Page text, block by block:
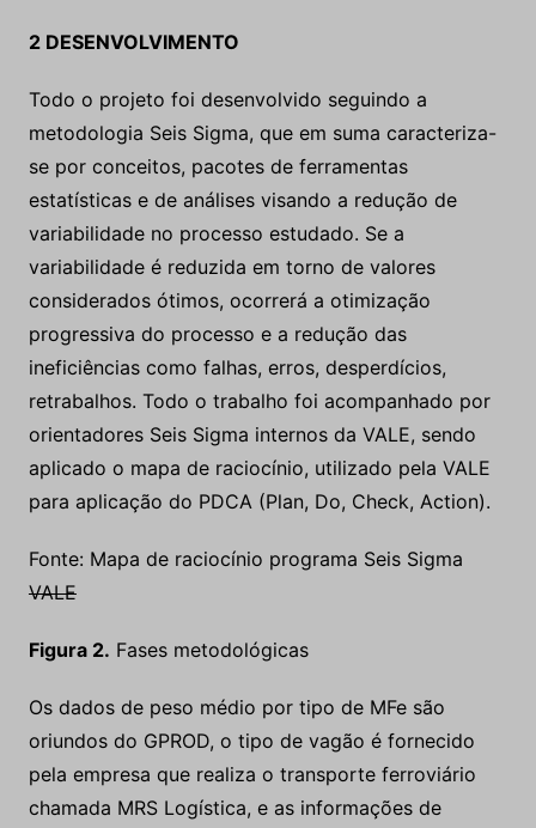
2 DESENVOLVIMENTO
Todo o projeto foi desenvolvido seguindo a
metodologia Seis Sigma, que em suma caracteriza-
se por conceitos, pacotes de ferramentas
estatísticas e de análises visando a redução de
variabilidade no processo estudado. Se a
variabilidade é reduzida em torno de valores
considerados ótimos, ocorrerá a otimização
progressiva do processo e a redução das
ineficiências como falhas, erros, desperdícios,
retrabalhos. Todo o trabalho foi acompanhado por
orientadores Seis Sigma internos da VALE, sendo
aplicado o mapa de raciocínio, utilizado pela VALE
para aplicação do PDCA (Plan, Do, Check, Action).
Fonte: Mapa de raciocínio programa Seis Sigma
VALE
Figura 2. Fases metodológicas
Os dados de peso médio por tipo de MFe são
oriundos do GPROD, o tipo de vagão é fornecido
pela empresa que realiza o transporte ferroviário
chamada MRS Logística, e as informações de